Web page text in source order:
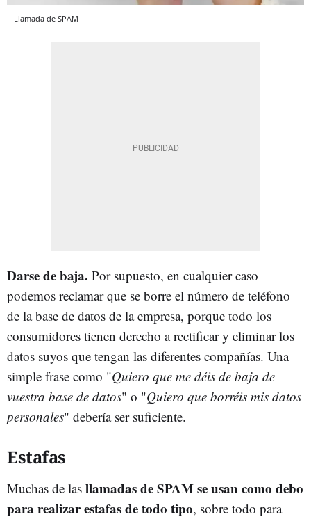
Llamada de SPAM
Darse de baja. Por supuesto, en cualquier caso
podemos reclamar que se borre el número de teléfono
de la base de datos de la empresa, porque todo los
consumidores tienen derecho a rectificar y eliminar los
datos suyos que tengan las diferentes compañías. Una
simple frase como "Quiero que me déis de baja de
vuestra base de datos" o "Quiero que borréis mis datos
personales" debería ser suficiente.
Estafas
Muchas de las llamadas de SPAM se usan como debo
para realizar estafas de todo tipo, sobre todo para